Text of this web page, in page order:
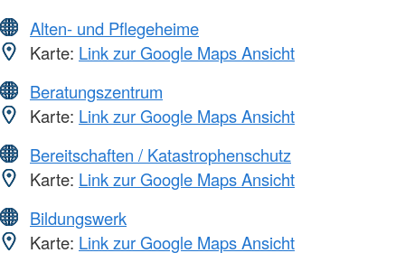
Alten- und Pflegeheime
Karte: Link zur Google Maps Ansicht
Beratungszentrum
Karte: Link zur Google Maps Ansicht
Bereitschaften / Katastrophenschutz
Karte: Link zur Google Maps Ansicht
Bildungswerk
Karte: Link zur Google Maps Ansicht